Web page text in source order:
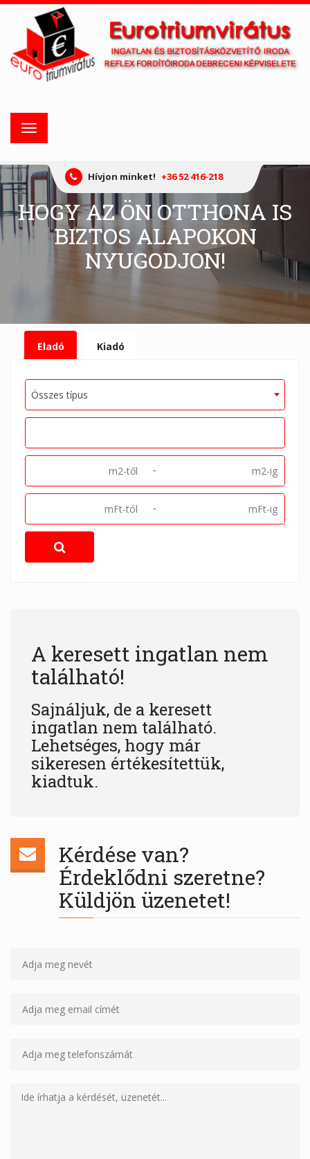
Toggle
navigation
Hívjon minket! +36 52 416-218
HOGY AZ ÖN OTTHONA IS
BIZTOS ALAPOKON
NYUGODJON!
Eladó Kiadó
Összes típus
-
-
A keresett ingatlan nem
található!
Sajnáljuk, de a keresett
ingatlan nem található.
Lehetséges, hogy már
sikeresen értékesítettük,
kiadtuk.
Kérdése van?
Érdeklődni szeretne?
Küldjön üzenetet!